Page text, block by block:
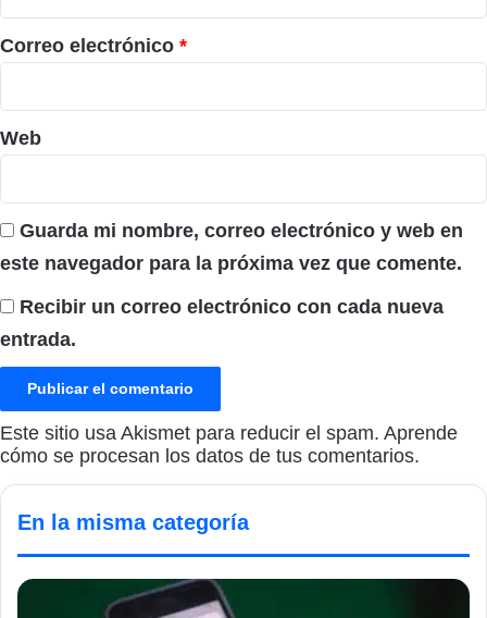
o
*
Correo electrónico *
Web
Guarda mi nombre, correo electrónico y web en
este navegador para la próxima vez que comente.
Recibir un correo electrónico con cada nueva
entrada.
Este sitio usa Akismet para reducir el spam. Aprende
cómo se procesan los datos de tus comentarios.
En la misma categoría